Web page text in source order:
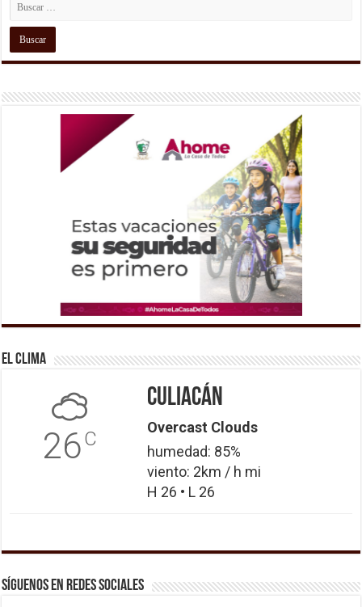
El Clima
26C
Culiacán
Overcast Clouds
humedad: 85%
viento: 2km / h mi
H 26 • L 26
Síguenos en Redes Sociales